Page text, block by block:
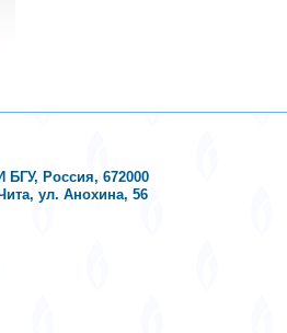
БГУ, Россия, 672000
ул. Анохина, 56